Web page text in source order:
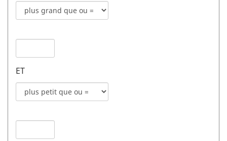
Mode
de
pour
publication
champs
1
Date
1
ET
Mode
de
pour
Date